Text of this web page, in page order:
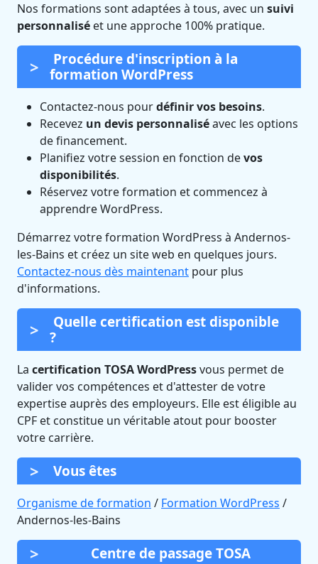
Nos formations sont adaptées à tous, avec un suivi
personnalisé et une approche 100% pratique.
Procédure d'inscription à la
formation WordPress
Contactez-nous pourdéfinir vos besoins.
Recevez un devis personnaliséavec les options
de financement.
Planifiez votre session en fonction devos
disponibilités.
Réservez votre formation et commencez à
apprendre WordPress.
Démarrez votre formation WordPress à Andernos-
les-Bains et créez un site web en quelques jours.
Contactez-nous dès maintenant pour plus
d'informations.
Quelle certification est disponible
?
La certification TOSA WordPressvous permet de
valider vos compétences et d'attester de votre
expertise auprès des employeurs. Elle est éligible au
CPF et constitue un véritable atout pour booster
votre carrière.
Vous êtes
Organisme de formation / Formation WordPress /
Andernos-les-Bains
Centre de passage TOSA